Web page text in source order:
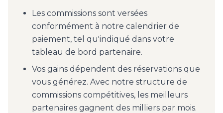
Les commissions sont versées
conformément à notre calendrier de
paiement, tel qu'indiqué dans votre
tableau de bord partenaire.
Vos gains dépendent des réservations que
vous générez. Avec notre structure de
commissions compétitives, les meilleurs
partenaires gagnent des milliers par mois.